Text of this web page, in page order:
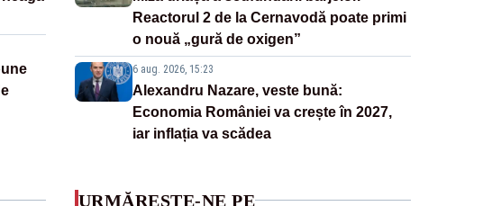
Reactorul 2 de la Cernavodă poate primi
o nouă „gură de oxigen”
6 aug. 2026, 15:23
Alexandru Nazare, veste bună:
Economia României va crește în 2027,
iar inflația va scădea
URMĂREȘTE-NE PE